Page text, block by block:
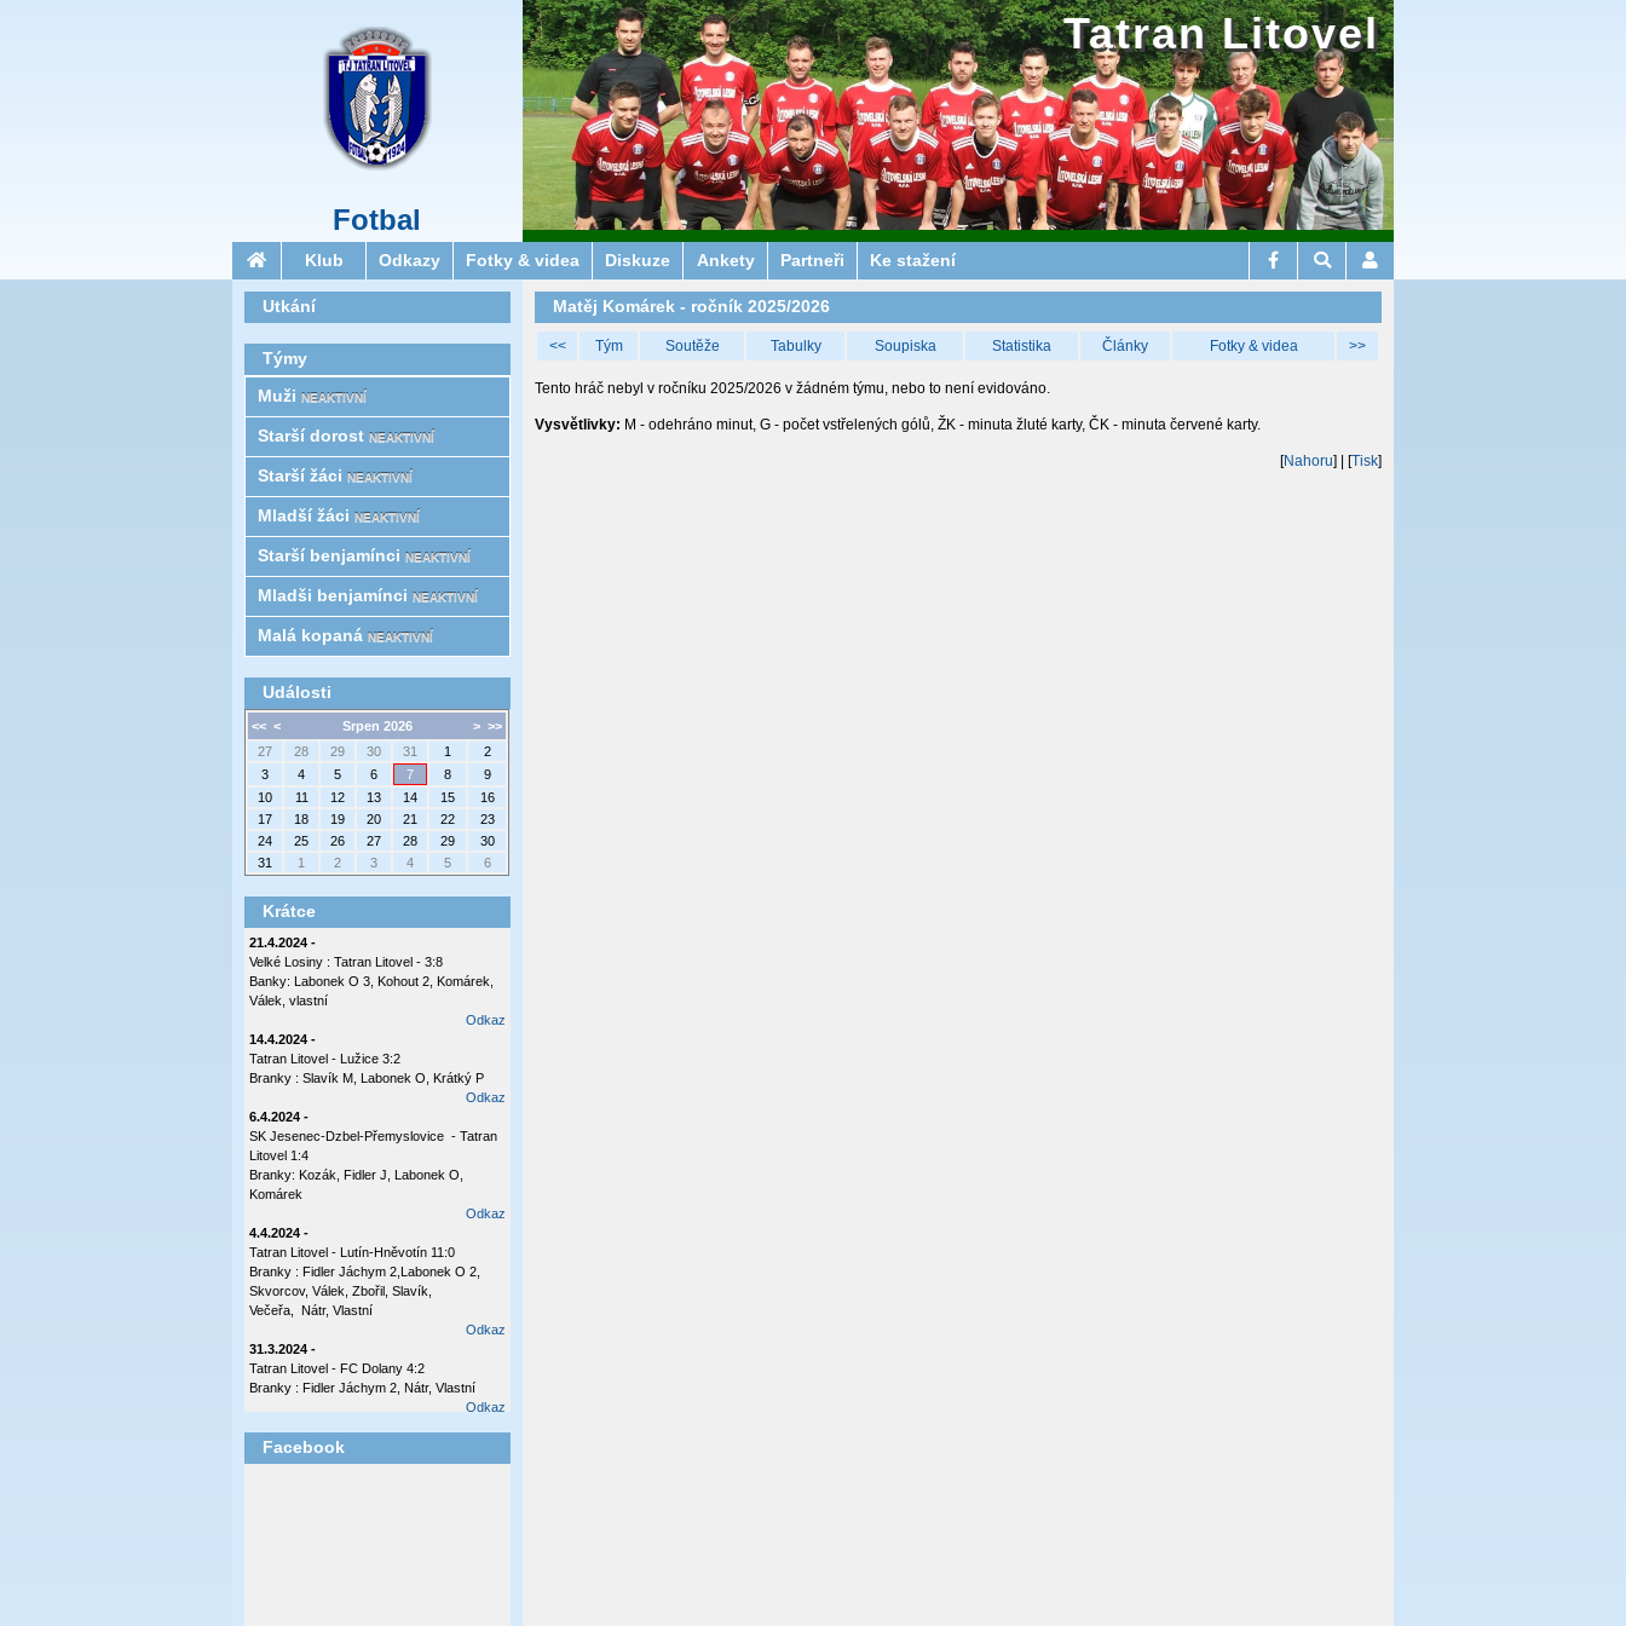
Fotbal
Tatran Litovel
Klub Odkazy Fotky & videa Diskuze Ankety Partneři Ke stažení
Matěj Komárek - ročník 2025/2026
<< Tým Soutěže Tabulky Soupiska Statistika Články Fotky & videa >>
Tento hráč nebyl v ročníku 2025/2026 v žádném týmu, nebo to není evidováno.
Vysvětlivky: M - odehráno minut, G - počet vstřelených gólů, ŽK - minuta žluté karty, ČK - minuta červené karty.
[Nahoru] | [Tisk]
Utkání
Týmy
Muži NEAKTIVNÍ
Starší­ dorost NEAKTIVNÍ
Starší žáci NEAKTIVNÍ
Mladší žáci NEAKTIVNÍ
Starší benjamínci NEAKTIVNÍ
Mladši benjamínci NEAKTIVNÍ
Malá kopaná NEAKTIVNÍ
Události
<< < > >>
Srpen 2026
27
28 29 30 31 1
2
3
4 5 6 7 8
9
10
11 12 13 14 15
16
17
18 19 20 21 22
23
24
25 26 27 28 29
30
31
1 2 3 4 5 6
Krátce
21.4.2024 -
Velké Losiny : Tatran Litovel - 3:8
Banky: Labonek O 3, Kohout 2, Komárek,
Válek, vlastní
Odkaz
14.4.2024 -
Tatran Litovel - Lužice 3:2
Branky : Slavík M, Labonek O, Krátký P
Odkaz
6.4.2024 -
SK Jesenec-Dzbel-Přemyslovice - Tatran
Litovel 1:4
Branky: Kozák, Fidler J, Labonek O,
Komárek
Odkaz
4.4.2024 -
Tatran Litovel - Lutín-Hněvotín 11:0
Branky : Fidler Jáchym 2,Labonek O 2,
Skvorcov, Válek, Zbořil, Slavík,
Večeřa, Nátr, Vlastní
Odkaz
31.3.2024 -
Tatran Litovel - FC Dolany 4:2
Branky : Fidler Jáchym 2, Nátr, Vlastní
Odkaz
Tatran Litovel - Plumlov 3:0
Branky: Labonek O 2 , Válek
Facebook